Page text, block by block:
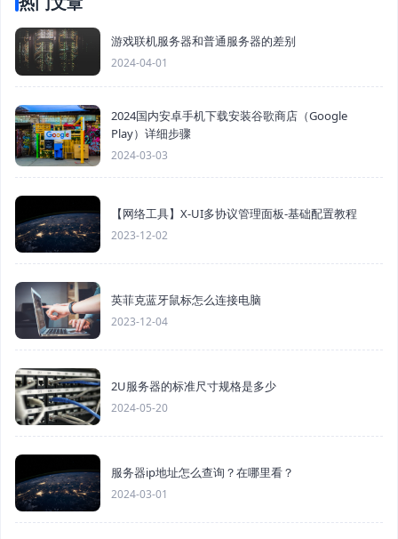
游戏联机服务器和普通服务器的差别
2024-04-01
2024国内安卓手机下载安装谷歌商店（Google
Play）详细步骤
2024-03-03
【网络工具】X-UI多协议管理面板-基础配置教程
2023-12-02
英菲克蓝牙鼠标怎么连接电脑
2023-12-04
2U服务器的标准尺寸规格是多少
2024-05-20
服务器ip地址怎么查询？在哪里看？
2024-03-01